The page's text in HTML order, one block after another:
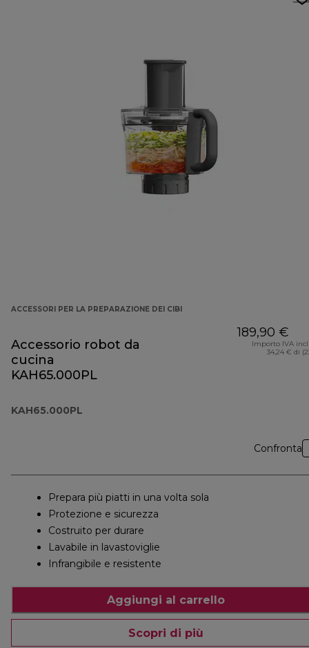
ACCESSORI PER LA PREPARAZIONE DEI CIBI
Accessorio robot da
cucina
KAH65.000PL
KAH65.000PL
189,90 €
Importo IVA
34,24 € di
Confronta
Prepara più piatti in una volta sola
Protezione e sicurezza
Costruito per durare
Lavabile in lavastoviglie
Infrangibile e resistente
Aggiungi al carrello
Scopri di più